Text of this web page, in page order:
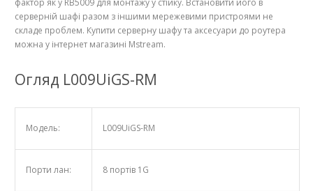
фактор як у RB5009 для монтажу у стійку. Встановити його в
серверній шафі разом з іншими мережевими пристроями не
складе проблем. Купити серверну шафу та аксесуари до роутера
можна у інтернет магазині Mstream.
Огляд L009UiGS-RM
Модель: L009UiGS-RM
Порти лан: 8 портів 1G